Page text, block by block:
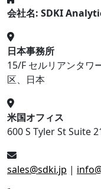
会社名: SDKI
日本事務所
15/F セルリアンタワ
区、日本
米国オフィス
600 S Tyler St Suite
sales@sdki.jp |